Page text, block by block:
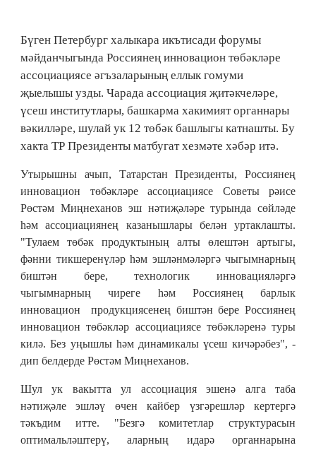
Бүген Петербург халыкара икътисади форумы
мәйданчыгында Россиянең инновацион төбәкләре
ассоциациясе әгъзаларының еллык гомуми
җыелышы узды. Чарада ассоциация җитәкчеләре,
үсеш институтлары, башкарма хакимият органнары
вәкилләре, шулай ук 12 төбәк башлыгы катнашты. Бу
хакта ТР Президенты матбугат хезмәте хәбәр итә.
Утырышны ачып, Татарстан Президенты, Россиянең
инновацион төбәкләре ассоциациясе Советы рәисе
Рөстәм Миңнеханов эш нәтиҗәләре турында сөйләде
һәм ассоциациянең казанышлары белән уртаклашты.
"Тулаем төбәк продуктының алты өлештән артыгы,
фәнни тикшеренүләр һәм эшләнмәләргә чыгымнарның
биштән бере, технологик инновацияләргә
чыгымнарның чиреге һәм Россиянең барлык
инновацион продукциясенең биштән бере Россиянең
инновацион төбәкләр ассоциациясе төбәкләренә туры
килә. Без уңышлы һәм динамикалы үсеш кичәрәбез", -
дип белдерде Рөстәм Миңнеханов.
Шул ук вакытта ул ассоциация эшенә алга таба
нәтиҗәле эшләү өчен кайбер үзгәрешләр кертергә
тәкъдим итте. "Безгә комитетлар структурасын
оптимальләштерү, аларның идарә органнарына